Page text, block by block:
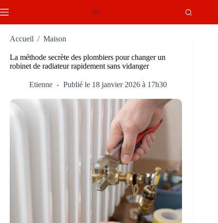
au
Accueil / Maison
La méthode secrète des plombiers pour changer un
robinet de radiateur rapidement sans vidanger
Etienne Publié le 18 janvier 2026 à 17h30